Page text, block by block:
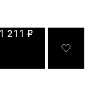
1 211 ₽